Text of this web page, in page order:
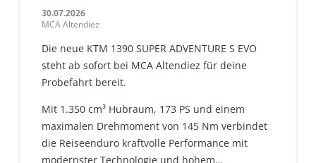
30.07.2026
MCA Altendiez
Die neue KTM 1390 SUPER ADVENTURE S EVO
steht ab sofort bei MCA Altendiez für deine
Probefahrt bereit.
Mit 1.350 cm³ Hubraum, 173 PS und einem
maximalen Drehmoment von 145 Nm verbindet
die Reiseenduro kraftvolle Performance mit
modernster Technologie und hohem…